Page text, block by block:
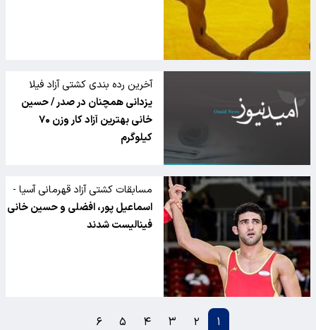
آخرین رده بندی کشتی آزاد فیلا
یزدانی همچنان در صدر / حسین
خانی بهترین آزاد کار وزن ۷۰
کیلوگرم
مسابقات کشتی آزاد قهرمانی آسیا -
قزاقستان
اسماعیل پور، افضلی و حسین خانی
فینالیست شدند
۱ ۲ ۳ ۴ ۵ ۶